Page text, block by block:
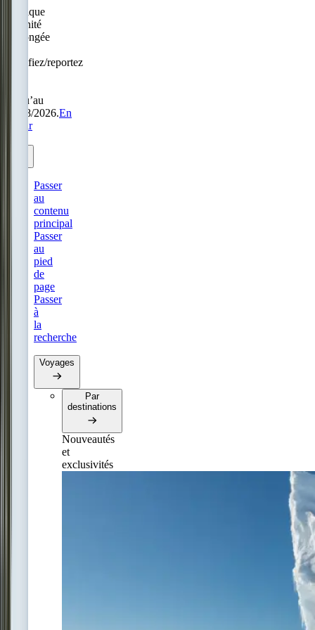
Politique
Sérénité
prolongée
modifiez/reportez
jusqu’au
31/08/2026.En
savoir
Passer
au
contenu
principal
Passer
au
pied
de
page
Passer
à
la
recherche
Voyages
Par
destinations
Nouveautés
et
exclusivités